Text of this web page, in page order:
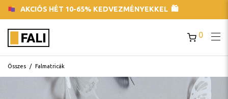
AKCIÓS HÉT 10-65% KEDVEZMÉNYEKKEL 🛍
0
Összes / Falmatricák